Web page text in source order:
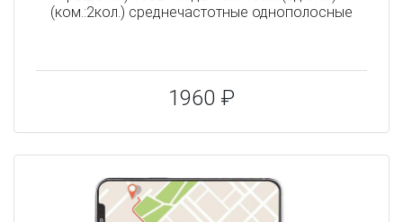
(ком.:2кол.) среднечастотные однополосные
1960 ₽